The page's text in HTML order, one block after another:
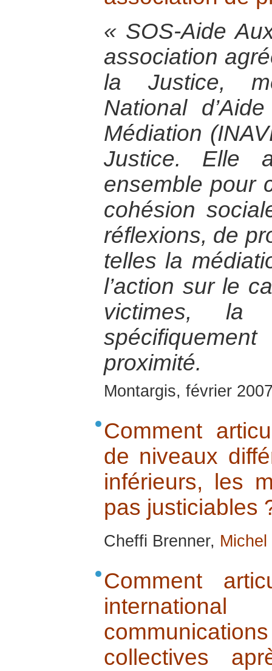
« SOS-Aide
association
la Justice,
National
Médiation
Justice. Elle
ensemble pour
cohésion
réflexions, de
telles la
l’action sur le
victimes, la
proximité.
Montargis, février
Comment
de niveaux
inférieurs, les
pas justiciables
Cheffi Brenner,
Comment
collectives